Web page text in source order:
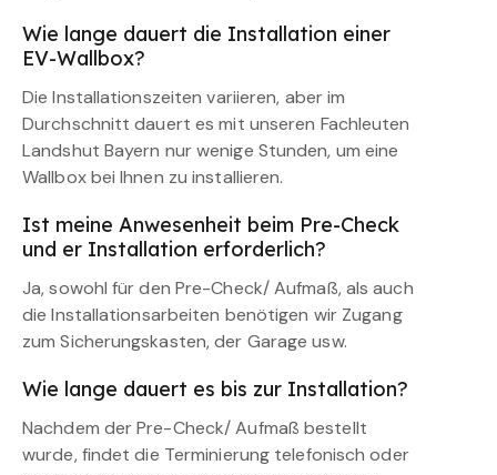
Wie lange dauert die Installation einer
EV-Wallbox?
Die Installationszeiten variieren, aber im
Durchschnitt dauert es mit unseren Fachleuten
Landshut Bayern nur wenige Stunden, um eine
Wallbox bei Ihnen zu installieren.
Ist meine Anwesenheit beim Pre-Check
und er Installation erforderlich?
Ja, sowohl für den Pre-Check/ Aufmaß, als auch
die Installationsarbeiten benötigen wir Zugang
zum Sicherungskasten, der Garage usw.
Wie lange dauert es bis zur Installation?
Nachdem der Pre-Check/ Aufmaß bestellt
wurde, findet die Terminierung telefonisch oder